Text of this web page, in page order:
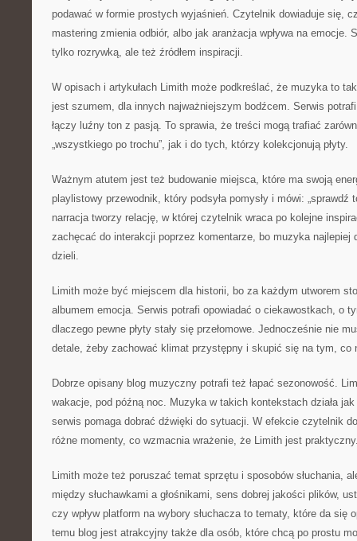
podawać w formie prostych wyjaśnień. Czytelnik dowiaduje się,
mastering zmienia odbiór, albo jak aranżacja wpływa na emocje.
tylko rozrywką, ale też źródłem inspiracji.
W opisach i artykułach Limith może podkreślać, że muzyka to
jest szumem, dla innych najważniejszym bodźcem. Serwis
łączy luźny ton z pasją. To sprawia, że treści mogą trafiać
„wszystkiego po trochu”, jak i do tych, którzy kolekcjonują płyty.
Ważnym atutem jest też budowanie miejsca, które ma swoją
playlistowy przewodnik, który podsyła pomysły i mówi: „sprawdź
narracja tworzy relację, w której czytelnik wraca po kolejne
zachęcać do interakcji poprzez komentarze, bo muzyka najlepiej
dzieli.
Limith może być miejscem dla historii, bo za każdym utworem
albumem emocja. Serwis potrafi opowiadać o ciekawostkach, o
dlaczego pewne płyty stały się przełomowe. Jednocześnie nie
detale, żeby zachować klimat przystępny i skupić się na tym, co
Dobrze opisany blog muzyczny potrafi też łapać sezonowość.
wakacje, pod późną noc. Muzyka w takich kontekstach działa
serwis pomaga dobrać dźwięki do sytuacji. W efekcie czytelnik
różne momenty, co wzmacnia wrażenie, że Limith jest
Limith może też poruszać temat sprzętu i sposobów słuchania,
między słuchawkami a głośnikami, sens dobrej jakości plików,
czy wpływ platform na wybory słuchacza to tematy, które da się
temu blog jest atrakcyjny także dla osób, które chcą po prostu